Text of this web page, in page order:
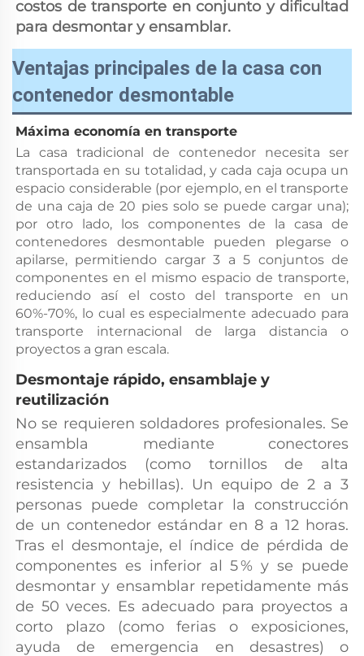
costos de transporte en conjunto y dificultad
para desmontar y ensamblar.
Ventajas principales de la casa con
contenedor desmontable
Máxima economía en transporte
La casa tradicional de contenedor necesita ser
transportada en su totalidad, y cada caja ocupa un
espacio considerable (por ejemplo, en el transporte
de una caja de 20 pies solo se puede cargar una);
por otro lado, los componentes de la casa de
contenedores desmontable pueden plegarse o
apilarse, permitiendo cargar 3 a 5 conjuntos de
componentes en el mismo espacio de transporte,
reduciendo así el costo del transporte en un
60%-70%, lo cual es especialmente adecuado para
transporte internacional de larga distancia o
proyectos a gran escala.
Desmontaje rápido, ensamblaje y
reutilización
No se requieren soldadores profesionales. Se
ensambla mediante conectores
estandarizados (como tornillos de alta
resistencia y hebillas). Un equipo de 2 a 3
personas puede completar la construcción
de un contenedor estándar en 8 a 12 horas.
Tras el desmontaje, el índice de pérdida de
componentes es inferior al 5 % y se puede
desmontar y ensamblar repetidamente más
de 50 veces. Es adecuado para proyectos a
corto plazo (como ferias o exposiciones,
ayuda de emergencia en desastres) o